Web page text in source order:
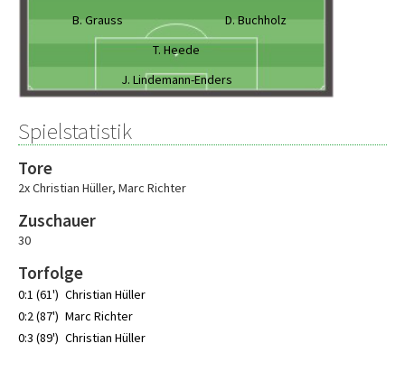
B. Grauss
D. Buchholz
T. Heede
J. Lindemann-Enders
Spielstatistik
Tore
2x Christian Hüller, Marc Richter
Zuschauer
30
Torfolge
0:1 (61') Christian Hüller
0:2 (87') Marc Richter
0:3 (89') Christian Hüller